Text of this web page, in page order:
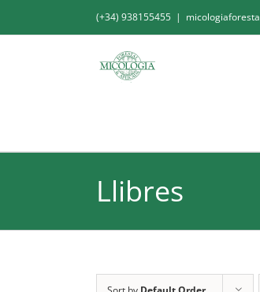
(+34) 938155455 |
Llibres